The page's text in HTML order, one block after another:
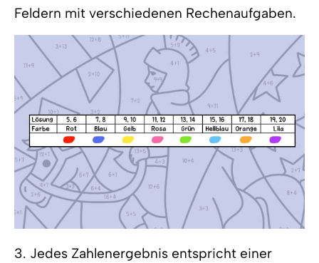
Feldern mit verschiedenen Rechenaufgaben.
3. Jedes Zahlenergebnis entspricht einer